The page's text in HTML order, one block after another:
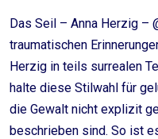
Das Seil – Anna Herzig –
traumatischen
Herzig in teils surrealen
halte diese Stilwahl für
die Gewalt nicht explizit
beschrieben sind. So ist